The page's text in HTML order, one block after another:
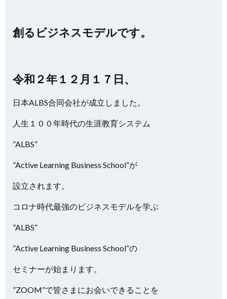
創るビジネスモデルです。
令和２年１２月１７日、
日本ALBS合同会社が成立しました。
人生１００年時代の生涯教育システム
”ALBS”
”Active Learning Business School”が
設立されます。
コロナ時代最強のビジネスモデルを学ぶ
”ALBS”
”Active Learning Business School”の
セミナーが始まります。
”ZOOM”で皆さまにお会いできることを